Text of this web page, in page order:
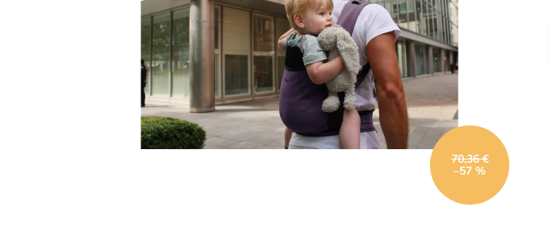
70,36 €
–57 %